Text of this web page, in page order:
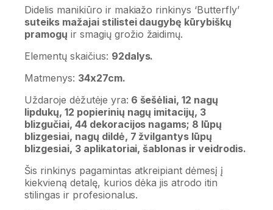
Didelis manikiūro ir makiažo rinkinys ‘Butterfly’
suteiks mažajai stilistei daugybę kūrybiškų
pramogų ir smagių grožio žaidimų.
Elementų skaičius: 92dalys.
Matmenys: 34x27cm.
Uždaroje dėžutėje yra: 6 šešėliai, 12 nagų
lipdukų, 12 popierinių nagų imitacijų, 3
blizgučiai, 44 dekoracijos nagams; 8 lūpų
blizgesiai, nagų dildė, 7 žvilgantys lūpų
blizgesiai, 3 aplikatoriai, šablonas ir veidrodis.
Šis rinkinys pagamintas atkreipiant dėmesį į
kiekvieną detalę, kurios dėka jis atrodo itin
stilingas ir profesionalus.